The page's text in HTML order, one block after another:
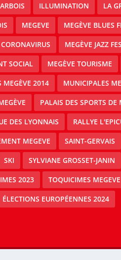
ILLUMINATION LA
MEGEVE MEGÈVE BLUES
MEGÈVE JAZZ
SOCIAL MEGÈVE TOURISME
MEGÈVE 2014 MUNICIPALES
PALAIS DES SPORTS DE
DES LYONNAIS RALLYE
MEGEVE SAINT-GERVAIS
SKI SYLVIANE GROSSET-JANIN
2023 TOQUICIMES
ÉLECTIONS EUROPÉENNES 2024